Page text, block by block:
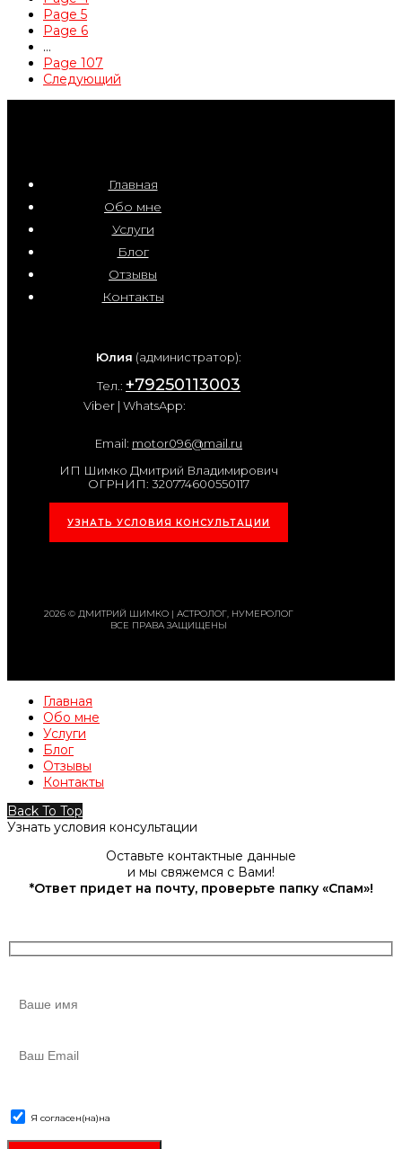
Page 5
Page 6
…
Page 107
Следующий
Главная
Обо мне
Услуги
Блог
Отзывы
Контакты
Юлия (администратор):
Тел.: +79250113003
Viber | WhatsApp:
Email: motor096@mail.ru
ИП Шимко Дмитрий Владимирович
ОГРНИП: 320774600550117
УЗНАТЬ УСЛОВИЯ КОНСУЛЬТАЦИИ
2026 © ДМИТРИЙ ШИМКО | АСТРОЛОГ, НУМЕРОЛОГ
ВСЕ ПРАВА ЗАЩИЩЕНЫ
Главная
Обо мне
Услуги
Блог
Отзывы
Контакты
Back To Top
Узнать условия консультации
Оставьте контактные данные
и мы свяжемся с Вами!
*Ответ придет на почту, проверьте папку «Спам»!
Я согласен(на)на